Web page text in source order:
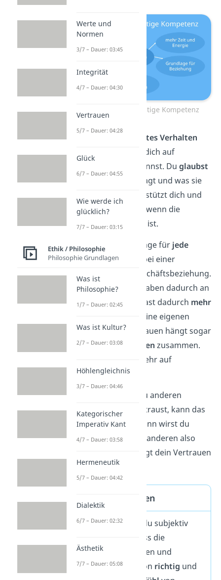
Vertrauen ist eine wichtige Kompetenz
Vertrauen ist ein
erlerntes Verhalten
und bedeutet, dass du dich auf
kannst. Du glaubst
einer Person, was sie sagt und was sie
tut. Diese Person unterstützt dich und
ist ehrlich zu dir, sogar wenn die
Wahrheit unangenehm ist.
Es ist damit die Grundlage für jede
Beziehung— egal, ob bei einer
Partnerschaft oder Geschäftsbeziehung.
Außerdem kannst Aufgaben dadurch an
andereabgebenund hast dadurch mehr
für deine eigenen
Aufgaben. Hohes Vertrauen hängt sogar
höherem Einkommen zusammen.
Ein guter Grund, um mehr auf
Vertrauen zu setzen!
Aber pass auf: Wenn du anderen
Menschen zu leicht vertraust, kann das
ausgenutztwerden. Dann wirst du
enttäuscht. Du solltest anderen also
großzügig, aber überlegt dein Vertrauen
schenken.
Definition Vertrauen
Beim Vertrauen bist du subjektiv
davon überzeugt, dass die
Handlungen, Einsichten und
Aussagen einer Person richtig und
Werte und
Normen
3/7 – Dauer: 03:45
Integrität
4/7 – Dauer: 04:30
Vertrauen
5/7 – Dauer: 04:28
Glück
6/7 – Dauer: 04:55
Wie werde ich
glücklich?
7/7 – Dauer: 03:15
Ethik / Philosophie
Philosophie Grundlagen
Was ist
Philosophie?
1/7 – Dauer: 02:45
Was ist Kultur?
2/7 – Dauer: 03:08
Höhlengleichnis
3/7 – Dauer: 04:46
Kategorischer
Imperativ Kant
4/7 – Dauer: 03:58
Hermeneutik
5/7 – Dauer: 04:42
Dialektik
6/7 – Dauer: 02:32
Ästhetik
7/7 – Dauer: 05:08